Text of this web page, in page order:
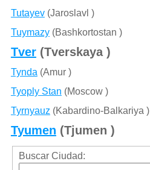
Tutayev(Jaroslavl )
Tuymazy(Bashkortostan )
Tver(Tverskaya )
Tynda (Amur )
Tyoply Stan (Moscow )
Tyrnyauz (Kabardino-Balkariya )
Tyumen (Tjumen )
Buscar Ciudad: